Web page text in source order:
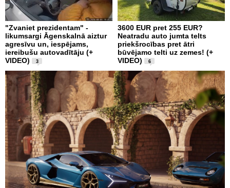
"Zvaniet prezidentam" -
likumsargi Āgenskalnā aiztur
agresīvu un, iespējams,
iereibušu autovadītāju (+
VIDEO)
3
3600 EUR pret 255 EUR?
Neatradu auto jumta telts
priekšrocības pret ātri
būvējamo telti uz zemes! (+
VIDEO)
6